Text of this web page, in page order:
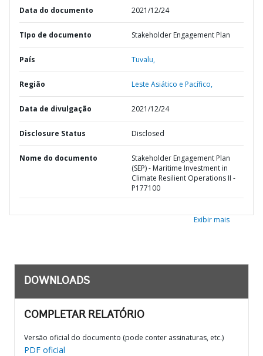
Data do documento 2021/12/24
TIpo de documento Stakeholder Engagement Plan
País Tuvalu,
Região Leste Asiático e Pacífico,
Data de divulgação 2021/12/24
Disclosure Status Disclosed
Nome do documento
Stakeholder Engagement Plan
(SEP) - Maritime Investment in
Climate Resilient Operations II -
P177100
Exibir mais
DOWNLOADS
COMPLETAR RELATÓRIO
Versão oficial do documento (pode conter assinaturas, etc.)
PDF oficial